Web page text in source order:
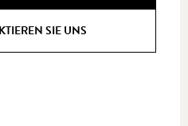
SIE UNS